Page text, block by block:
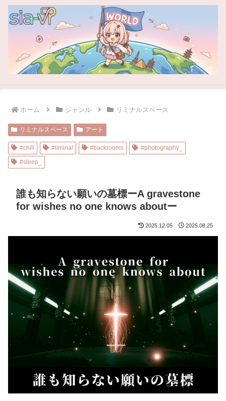
ホーム ジャンル リミナルスペース
リミナルスペース アート
#chill #liminal #backrooms
#photography_
#sleep_
誰も知らない願いの墓標ーA gravestone
for wishes no one knows aboutー
2025.12.05 2025.08.25